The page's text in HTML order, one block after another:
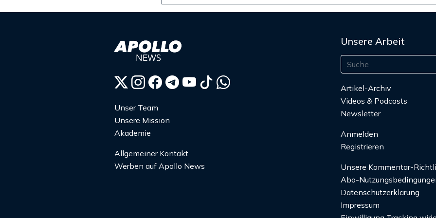
Unser Team
Unsere Mission
Akademie
Allgemeiner Kontakt
Werben auf Apollo News
Unsere Arbeit
Artikel-Archiv
Videos & Podcasts
Newsletter
Anmelden
Registrieren
Unsere Kommentar-
Abo-
Datenschutzerklärung
Impressum